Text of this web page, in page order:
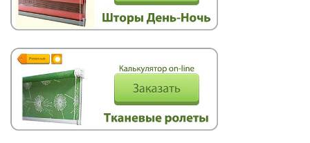
Arrollado
Vertical
romano